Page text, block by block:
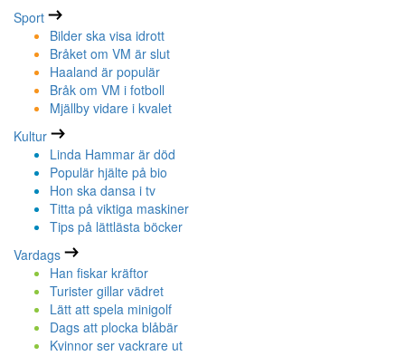
Sport
Bilder ska visa idrott
Bråket om VM är slut
Haaland är populär
Bråk om VM i fotboll
Mjällby vidare i kvalet
Kultur
Linda Hammar är död
Populär hjälte på bio
Hon ska dansa i tv
Titta på viktiga maskiner
Tips på lättlästa böcker
Vardags
Han fiskar kräftor
Turister gillar vädret
Lätt att spela minigolf
Dags att plocka blåbär
Kvinnor ser vackrare ut